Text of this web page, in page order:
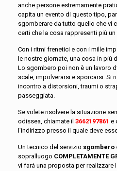
anche persone estremamente
capita un evento di questo tipo,
sgomberare da tutto quello che vi
certi che la cosa rappresenti più
Con i ritmi frenetici e con i mille
le nostre giornate, una cosa in più
Lo sgombero poi non è un lavoro
scale, impolverarsi e sporcarsi. Si
incontro a distorsioni, traumi o
passeggiata.
Se volete risolvere la situazione
odissea, chiamate il 3662197861 e
l’indirizzo presso il quale deve
Un tecnico del servizio sgombero
sopralluogo COMPLETAMENTE
vi farà una proposta per realizzare